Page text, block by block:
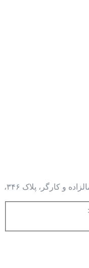
تهران، بلوار کشاورز، بین جمالزاده و کارگر، پلاک ۳۴۶،